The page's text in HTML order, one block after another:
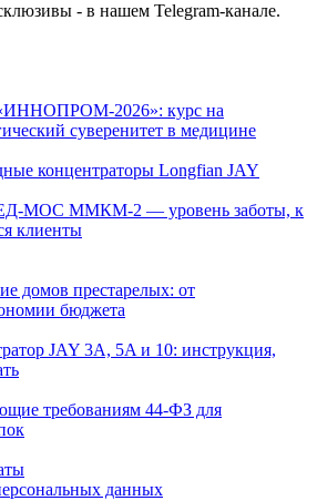
- в нашем Telegram-канале.
2026»: курс на
суверенитет в медицине
концентраторы Longfian JAY
МОС ММКМ-2 — уровень заботы, к
клиенты
домов престарелых: от
бюджета
JAY 3A, 5A и 10: инструкция,
требованиям 44-ФЗ для
данных